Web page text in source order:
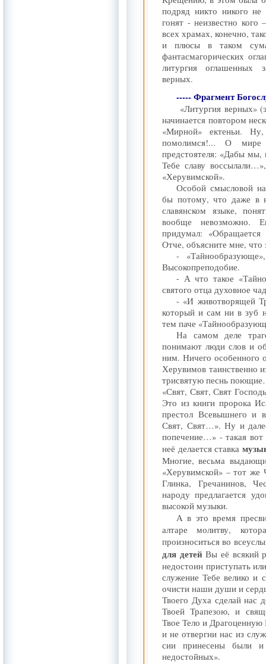
подряд никто никого не
гонят - неизвестно кого
всех храмах, конечно,
и плюсы в таком
фантасмагорических
литургия оглашенных
верных.
----- Фрагмент
«Литургия верных»
начинается повтором
«Мирной» ектеньи.
помолимся!... О
предстоятеля: «Дабы
Тебе славу
«Херувимской».
Особой смысловой
бы потому, что даже в
славянском языке,
вообще невозможно.
придумал:
Отче, объясните мне,
-
Высокопреподобие.
- А что такое
святого отца духовное
- «И животворящей
который и сам ни в зуб
тем паче
На самом деле
понимают люди слов и
ним. Ничего особенного
Херувимов таинственно
трисвятую песнь
«Свят, Свят, Свят
Это из книги пророка
престол Всевышнего и
Свят, Свят…». Ну и
попечение…» - такая
неё делается ставка
Многие, весьма
«Херувимской» – тот же
Глинка, Гречанинов,
народу предлагается
высокой музыки.
А в это время
алтаре молитву,
произноситься во
для детей Вы её всякий
недостоин приступать
служение Тебе велико
очисти наши души и
Твоего Духа сделай нас
Твоей Трапезою, и
Твое Тело и
и не отвергни нас из
сии принесены были
недостойных».